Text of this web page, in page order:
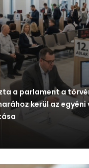
a parlament a
kerül az